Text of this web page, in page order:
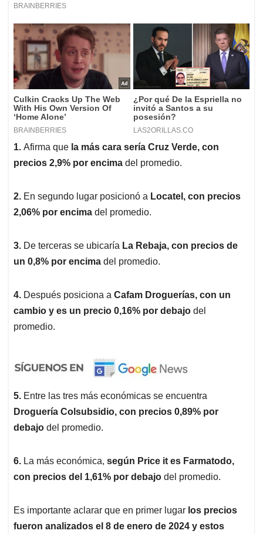
1. Afirma que la más cara sería Cruz Verde, con
precios 2,9% por encima del promedio.
2. En segundo lugar posicionó a Locatel, con precios
2,06% por encima del promedio.
3. De terceras se ubicaría La Rebaja, con precios de
un 0,8% por encima del promedio.
4. Después posiciona a Cafam Droguerías, con un
cambio y es un precio 0,16% por debajo del
promedio.
5. Entre las tres más económicas se encuentra
Droguería Colsubsidio, con precios 0,89% por
debajo del promedio.
6. La más económica, según Price it es Farmatodo,
con precios del 1,61% por debajo del promedio.
Es importante aclarar que en primer lugar los precios
fueron analizados el 8 de enero de 2024 y estos